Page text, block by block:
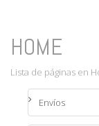
HOME
Lista de páginas en
Envíos